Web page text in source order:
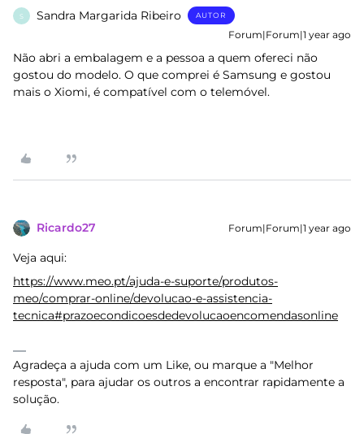
S Sandra Margarida Ribeiro AUTOR
Forum|Forum|1 year ago
Não abri a embalagem e a pessoa a quem ofereci não
gostou do modelo. O que comprei é Samsung e gostou
mais o Xiomi, é compatível com o telemóvel.
Ricardo27 Forum|Forum|1 year ago
Veja aqui:
https://www.meo.pt/ajuda-e-suporte/produtos-
meo/comprar-online/devolucao-e-assistencia-
tecnica#prazoecondicoesdedevolucaoencomendasonline
Agradeça a ajuda com um Like, ou marque a "Melhor
resposta", para ajudar os outros a encontrar rapidamente a
solução.